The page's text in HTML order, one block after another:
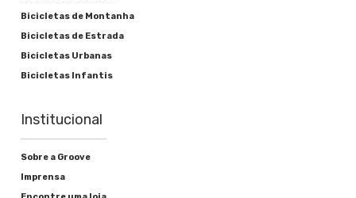
Bicicletas de Montanha
Bicicletas de Estrada
Bicicletas Urbanas
Bicicletas Infantis
Institucional
Sobre a Groove
Imprensa